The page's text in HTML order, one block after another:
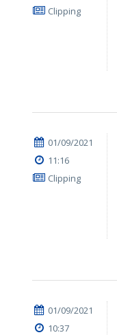
Clipping
01/09/2021
11:16
Clipping
01/09/2021
10:37